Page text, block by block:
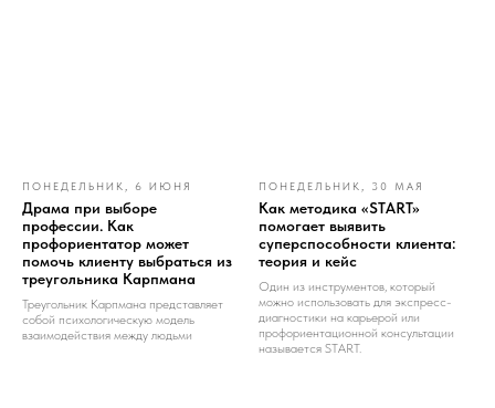
ПОНЕДЕЛЬНИК, 6 ИЮНЯ
Драма при выборе
профессии. Как
профориентатор может
помочь клиенту выбраться из
треугольника Карпмана
Треугольник Карпмана представляет
собой психологическую модель
взаимодействия между людьми
ПОНЕДЕЛЬНИК, 30 МАЯ
Как методика «START»
помогает выявить
суперспособности клиента:
теория и кейс
Один из инструментов, который
можно использовать для экспресс-
диагностики на карьерой или
профориентационной консультации
называется START.